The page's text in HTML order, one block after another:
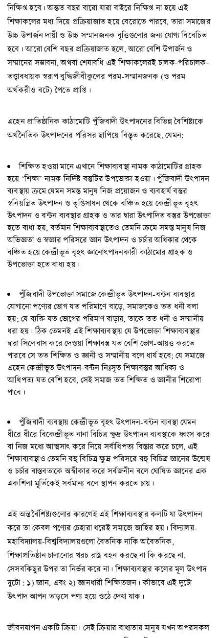
নিক্ষিপ্ত হবে। অন্তত বছর বারো যারা বাইরে নিক্ষিপ্ত না হয়ে এই
শিক্ষাকলের মধ্য দিয়ে প্রক্রিয়াজাত হয়ে বেরোতে পারবে, তারা সমাজের
উচ্চ উপার্জন দায়ী ও উচ্চ সম্মানজনক বৃত্তিগুলোর জন্য যোগ্য বিবেচিত
হবে। আরো বেশি বছর প্রক্রিয়াজাত হলে, আরো বেশি উপার্জন ও
সম্মানের সম্ভাবনা, অথবা শেষাবধি এই শিক্ষাকলেরই চালক-পরিচালক-
তত্ত্বাবধায়ক স্বরূপ বুদ্ধিজীবীকুলের পরম-সম্মানজনক (ও পরম
অর্থকরীও বটে) পৈতে প্রাপ্তি।
এহেন প্রাতিষ্ঠানিক কাঠামোটি পুঁজিবাদী উৎপাদনের বিভিন্ন বৈশিষ্ট্যকে
অর্থনৈতিক উৎপাদনের পরিসর ছাপিয়ে বিস্তৃত করেছে, যেমন:
শিক্ষিত হওয়া মানে এখানে শিক্ষাব্যবস্থা নামক কাঠামোটির গ্রাহক
হয়ে ‘শিক্ষা’ নামক নির্দিষ্ট বস্তুটির উপভোক্তা হওয়া। পুঁজিবাদী উৎপাদন
ব্যবস্থায় ক্রমে যেমন সমস্ত মানুষ নিজ প্রয়োজন ও ব্যবহার্য বস্তুর
স্বনিয়ন্ত্রিত উৎপাদন ও তৃপ্তিসাধন থেকে বঞ্চিত হয়ে কেন্দ্রীভূত বৃহৎ
উৎপাদন ও বন্টন ব্যবস্থার গ্রাহক ও তার দ্বারা উৎপাদিত বস্তুর উপভোক্তা
হতে বাধ্য হয়, বর্তমান শিক্ষাব্যবস্থাতেও তেমনি ক্রমে সমস্ত মানুষ নিজ
অভিজ্ঞতা ও স্বজ্ঞার পরিসরে জ্ঞান উৎপাদন ও চর্চার অধিকার থেকে
বঞ্চিত হয়ে কেন্দ্রীভূত বৃহৎ জ্ঞানোৎপাদনকারী কাঠামোর গ্রাহক ও
উপভোক্তা হতে বাধ্য হয়।
পুঁজিবাদী উপভোক্তা সমাজে কেন্দ্রীভূত উৎপাদন-বন্টন ব্যবস্থার
যোগানো পণ্যের ভোগ যত পরিমাণে বাড়ে, সমাজকেও তত ধনী বলা
হয়; যে ব্যক্তি যত ভোগের পরিমাণ বাড়ায়, তাকে তত ধনী ও সম্মানীয়
ধরা হয়। ঠিক তেমনই এই শিক্ষাব্যবস্থায় যে উপভোক্তা শিক্ষাব্যবস্থার
দ্বারা সিলেবাস করে দেওয়া শিক্ষাবস্তু যত বেশি ভোগ-আয়ত্ত করতে
পারবে সে তত শিক্ষিত ও জ্ঞানী ও সম্মানীয় বলে ধার্য হবে; যে সমাজে
এহেন কেন্দ্রীভূত উৎপাদন-বন্টন নিঃসৃত শিক্ষাবস্তুর আধিক্য ও
আধিপত্য যত বেশি হবে, সেই সমাজ তত শিক্ষিত ও জ্ঞানীর শিরোপা
পাবে।
পুঁজিবাদী ব্যবস্থায় কেন্দ্রীভূত বৃহৎ উৎপাদন-বন্টন ব্যবস্থা যেমন
ধীরে ধীরে বিকেন্দ্রীভূত নানা বিচিত্র ক্ষুদ্র উৎপাদন ব্যবস্থাকে ধ্বংস করে
বা নিজ মধ্যে আত্মসাৎ করে নিয়ে সর্বাধিপত্য বিস্তার করে চলে, এই
শিক্ষাব্যবস্থাও তেমনি বহু বিচিত্র ক্ষুদ্র পরিসরে বহু বিচিত্র জ্ঞানের উন্মেষ
ও চর্চার বাস্তবতাকে অস্বীকার করে সর্বজনীন বলে ঘোষিত জ্ঞানের এক
একশিলা মূর্তিকেই সর্বমান্য বলে স্থাপন করতে চায়।
এই অন্তর্বৈশিষ্ট্যগুলোর কারণেই এই শিক্ষাব্যবস্থার কলটি যা উৎপাদন
করে তা কেবল পণ্যের চেহারা ধরেই সমাজে জাহির হয়। বিদ্যালয়-
মহাবিদ্যালয়-বিশ্ববিদ্যালয়গুলো বৈতনিক নাকি অবৈতনিক,
শিক্ষাপ্রতিষ্ঠান চালানোর খরচ রাষ্ট্র বহন করছে না কি করছে না,
সেসবকিছুর উপর তা নির্ভর করে না। শিক্ষাব্যবস্থার কলের মূল উৎপাদ
দুটো : ১) জ্ঞান, এবং ২) জ্ঞানধারী শিক্ষিতজন। কীভাবে এই দুটো
উৎপাদ আপন তাড়সে পণ্য হয়ে ওঠে দেখা যাক।
জীবনযাপন একটি ক্রিয়া। সেই ক্রিয়ার বাধ্যতায় মানুষ যখন অপরসকল